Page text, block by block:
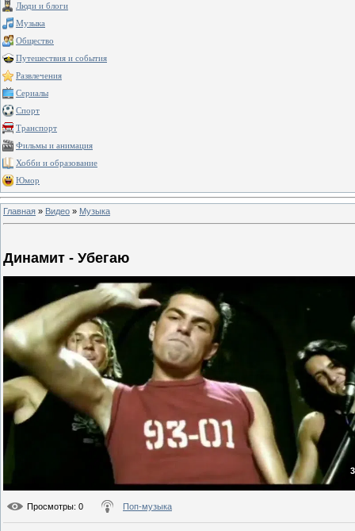
Люди и блоги
Музыка
Общество
Путешествия и события
Развлечения
Сериалы
Спорт
Транспорт
Фильмы и анимация
Хобби и образование
Юмор
Главная » Видео » Музыка
Динамит - Убегаю
Просмотры: 0 Поп-музыка